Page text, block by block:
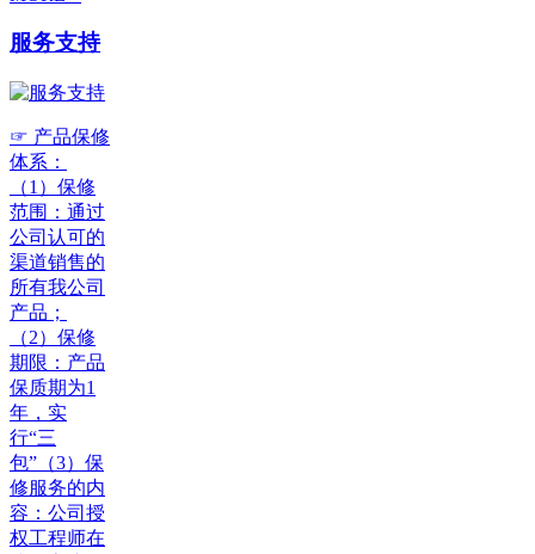
服务支持
☞ 产品保修
体系：
（1）保修
范围：通过
公司认可的
渠道销售的
所有我公司
产品；
（2）保修
期限：产品
保质期为1
年，实
行“三
包”（3）保
修服务的内
容：公司授
权工程师在